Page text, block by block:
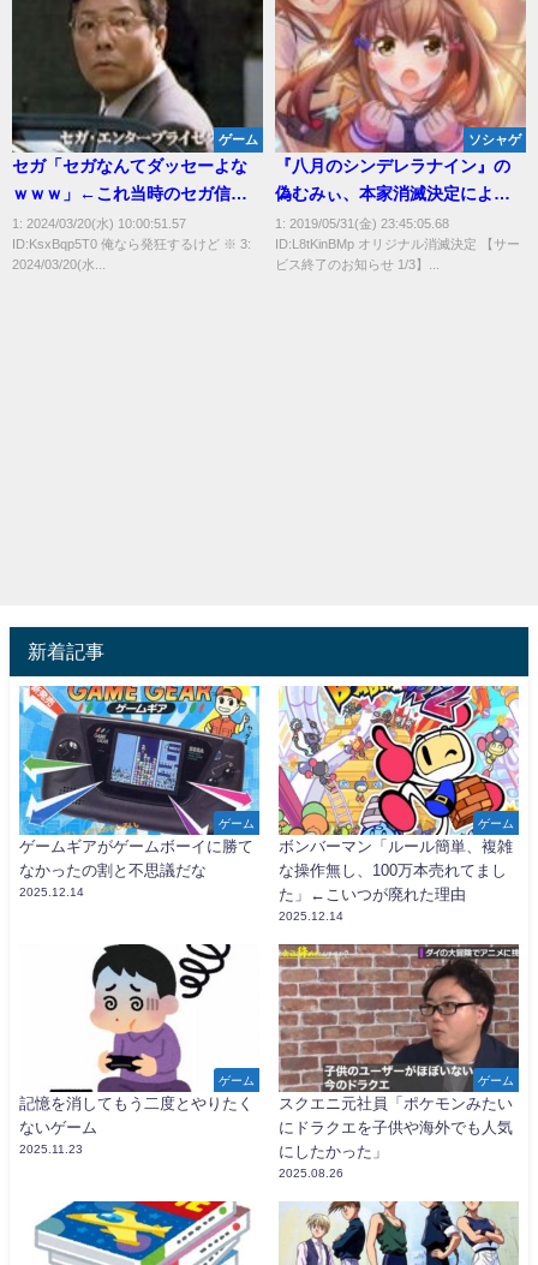
ゲーム
セガ「セガなんてダッセーよな
ｗｗｗ」←これ当時のセガ信者
はどんな気持ちだったの？
1: 2024/03/20(水) 10:00:51.57
ID:KsxBqp5T0 俺なら発狂するけど ※ 3:
2024/03/20(水...
ソシャゲ
『八月のシンデレラナイン』の
偽むみぃ、本家消滅決定により
ついに本物になる
1: 2019/05/31(金) 23:45:05.68
ID:L8tKinBMp オリジナル消滅決定 【サー
ビス終了のお知らせ 1/3】...
新着記事
ゲーム
ゲームギアがゲームボーイに勝て
なかったの割と不思議だな
2025.12.14
ゲーム
ボンバーマン「ルール簡単、複雑
な操作無し、100万本売れてまし
た」←こいつが廃れた理由
2025.12.14
ゲーム
記憶を消してもう二度とやりたく
ないゲーム
2025.11.23
ゲーム
スクエニ元社員「ポケモンみたい
にドラクエを子供や海外でも人気
にしたかった」
2025.08.26